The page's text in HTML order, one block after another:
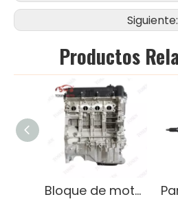
Siguiente:
Productos
Bloque de motor G4FA de alto rendimiento para Hyundai Elantra 1.6L Gasoline Lightweight OEM